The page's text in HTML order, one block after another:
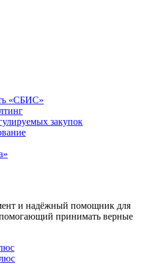
«СБИС»
закупок
и надёжный помощник для
принимать верные